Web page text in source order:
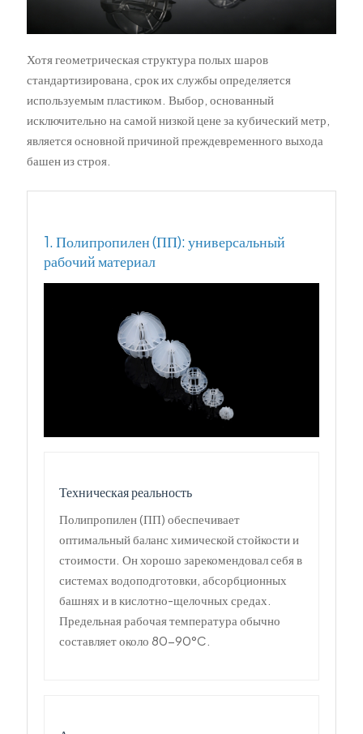
Хотя геометрическая структура полых шаров
стандартизирована, срок их службы определяется
используемым пластиком. Выбор, основанный
исключительно на самой низкой цене за кубический метр,
является основной причиной преждевременного выхода
башен из строя.
1. Полипропилен (ПП): универсальный
рабочий материал
Техническая реальность
Полипропилен (ПП) обеспечивает
оптимальный баланс химической стойкости и
стоимости. Он хорошо зарекомендовал себя в
системах водоподготовки, абсорбционных
башнях и в кислотно-щелочных средах.
Предельная рабочая температура обычно
составляет около 80-90°C.